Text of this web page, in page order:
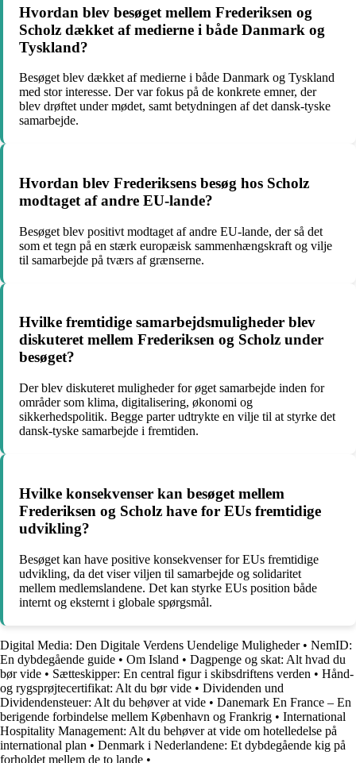
Hvordan blev besøget mellem Frederiksen og
Scholz dækket af medierne i både Danmark og
Tyskland?
Besøget blev dækket af medierne i både Danmark og Tyskland
med stor interesse. Der var fokus på de konkrete emner, der
blev drøftet under mødet, samt betydningen af det dansk-tyske
samarbejde.
Hvordan blev Frederiksens besøg hos Scholz
modtaget af andre EU-lande?
Besøget blev positivt modtaget af andre EU-lande, der så det
som et tegn på en stærk europæisk sammenhængskraft og vilje
til samarbejde på tværs af grænserne.
Hvilke fremtidige samarbejdsmuligheder blev
diskuteret mellem Frederiksen og Scholz under
besøget?
Der blev diskuteret muligheder for øget samarbejde inden for
områder som klima, digitalisering, økonomi og
sikkerhedspolitik. Begge parter udtrykte en vilje til at styrke det
dansk-tyske samarbejde i fremtiden.
Hvilke konsekvenser kan besøget mellem
Frederiksen og Scholz have for EUs fremtidige
udvikling?
Besøget kan have positive konsekvenser for EUs fremtidige
udvikling, da det viser viljen til samarbejde og solidaritet
mellem medlemslandene. Det kan styrke EUs position både
internt og eksternt i globale spørgsmål.
Digital Media: Den Digitale Verdens Uendelige Muligheder• NemID:
En dybdegående guide • Om Island • Dagpenge og skat: Alt hvad du
bør vide • Sætteskipper: En central figur i skibsdriftens verden • Hånd-
og rygsprøjtecertifikat: Alt du bør vide • Dividenden und
Dividendensteuer: Alt du behøver at vide • Danemark En France – En
berigende forbindelse mellem København og Frankrig • International
Hospitality Management: Alt du behøver at vide om hotelledelse på
international plan • Denmark i Nederlandene: Et dybdegående kig på
forholdet mellem de to lande •